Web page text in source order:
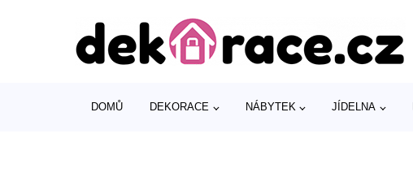
DOMŮ DEKORACE NÁBYTEK JÍDELNA